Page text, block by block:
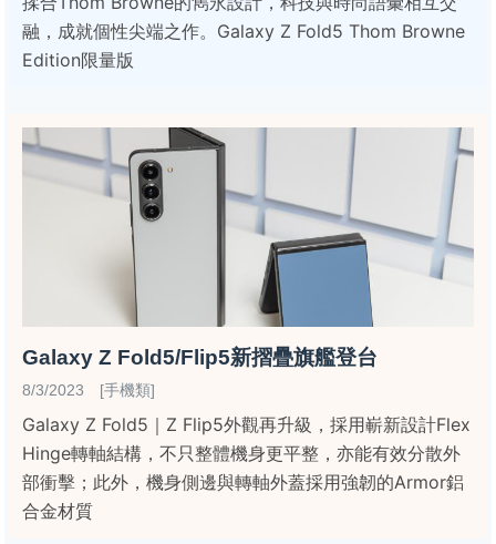
融，成就個性尖端之作。Galaxy Z Fold5 Thom Browne
Edition限量版
Galaxy Z Fold5/Flip5新摺疊旗艦登台
8/3/2023 [手機類]
Galaxy Z Fold5｜Z Flip5外觀再升級，採用嶄新設計Flex
Hinge轉軸結構，不只整體機身更平整，亦能有效分散外
部衝擊；此外，機身側邊與轉軸外蓋採用強韌的Armor鋁
合金材質